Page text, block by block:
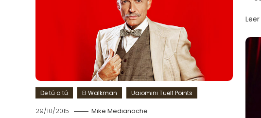
De tú a tú El Walkman Uaiomini Tuelf Points
29/10/2015 Mike Medianoche